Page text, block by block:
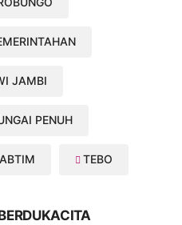
JAMBI
PENUH
TEBO